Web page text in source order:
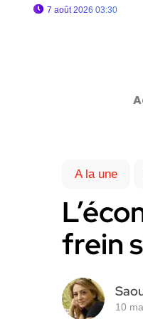
7 août 2026 03:30
A la une
frein
10